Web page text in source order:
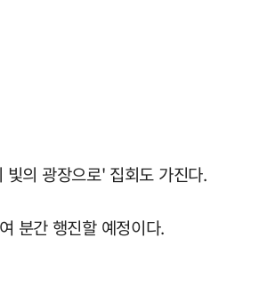
의 광장으로' 집회도 가진다.
분간 행진할 예정이다.